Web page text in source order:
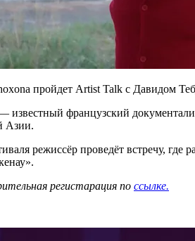
пройдет Artist Talk с Давидом
известный французский
Азии.
режиссёр проведёт встречу, где
регистарация по ссылке.